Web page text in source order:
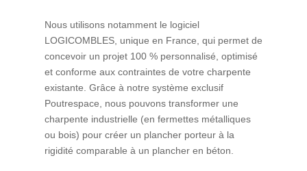
Nous utilisons notamment le logiciel
LOGICOMBLES, unique en France, qui permet de
concevoir un projet 100 % personnalisé, optimisé
et conforme aux contraintes de votre charpente
existante. Grâce à notre système exclusif
Poutrespace, nous pouvons transformer une
charpente industrielle (en fermettes métalliques
ou bois) pour créer un plancher porteur à la
rigidité comparable à un plancher en béton.